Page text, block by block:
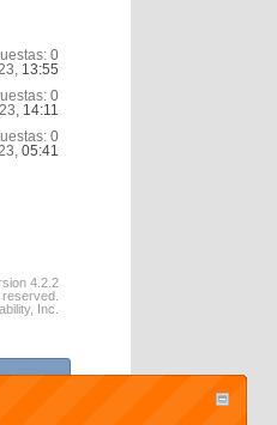
0
13:55
0
14:11
0
05:41
4.2.2
Inc.